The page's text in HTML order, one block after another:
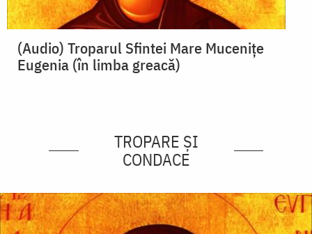
(Audio) Troparul Sfintei Mare Muceniţe
Eugenia (în limba greacă)
TROPARE ȘI
CONDACE